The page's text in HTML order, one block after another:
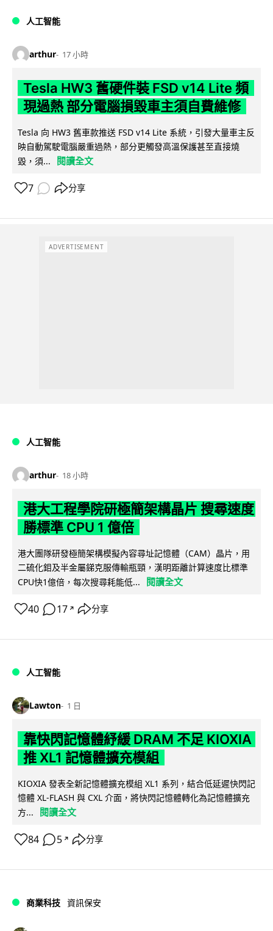
人工智能
arthur 17 小時
Tesla HW3 舊硬件裝 FSD v14 Lite 頻
現過熱 部分電腦損毀車主須自費維修
Tesla 向 HW3 舊車款推送 FSD v14 Lite 系統，引發大量車主反
映自動駕駛電腦嚴重過熱，部分更觸發高溫保護甚至直接燒
毀，須...
閱讀全文
7 分享
ADVERTISEMENT
人工智能
arthur 18 小時
港大工程學院研極簡架構晶片 搜尋速度
勝標準 CPU 1 億倍
港大團隊研發極簡架構模擬內容尋址記憶體（CAM）晶片，用
二硫化鉬及半金屬銻克服傳輸瓶頸，漢明距離計算速度比標準
CPU快1億倍，每次搜尋耗能低...
閱讀全文
40 17 ↗ 分享
人工智能
Lawton 1 日
靠快閃記憶體紓緩 DRAM 不足 KIOXIA
推 XL1 記憶體擴充模組
KIOXIA 發表全新記憶體擴充模組 XL1 系列，結合低延遲快閃記
憶體 XL-FLASH 與 CXL 介面，將快閃記憶體轉化為記憶體擴充
方...
閱讀全文
84 5 ↗ 分享
商業科技 資訊保安